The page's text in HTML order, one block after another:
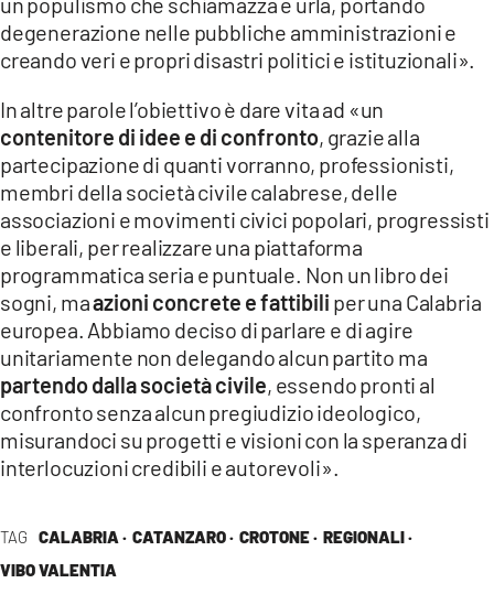
TAG CALABRIA · CATANZARO · CROTONE · REGIONALI ·
VIBO VALENTIA
degenerazione nelle pubbliche amministrazioni e
creando veri e propri disastri politici e istituzionali».
In altre parole l’obiettivo è dare vita ad «un
contenitore di idee e di confronto, grazie alla
partecipazione di quanti vorranno, professionisti,
membri della società civile calabrese, delle
associazioni e movimenti civici popolari, progressisti
e liberali, per realizzare una piattaforma
programmatica seria e puntuale. Non un libro dei
sogni, maazioni concrete e fattibili per una Calabria
europea. Abbiamo deciso di parlare e di agire
unitariamente non delegando alcun partito ma
partendo dalla società civile, essendo pronti al
confronto senza alcun pregiudizio ideologico,
misurandoci su progetti e visioni con la speranza di
interlocuzioni credibili e autorevoli».